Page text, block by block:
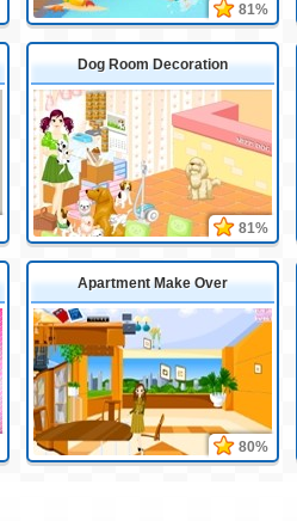
81%
Dog Room Decoration
81%
Apartment Make Over
80%